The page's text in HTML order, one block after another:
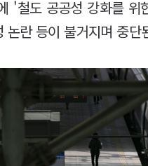
'철도 공공성 강화를
논란 등이 불거지며 중단